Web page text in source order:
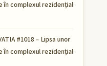
în complexul rezidențial
#1018 – Lipsa unor
în complexul rezidențial